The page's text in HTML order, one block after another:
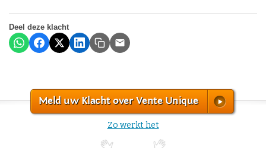
Deel deze klacht
Meld uw Klacht over Vente Unique
Zo werkt het